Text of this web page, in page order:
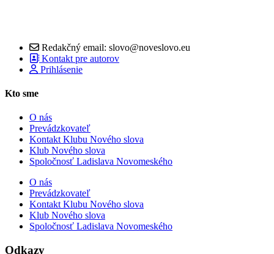
Redakčný email: slovo@noveslovo.eu
Kontakt pre autorov
Prihlásenie
Kto sme
O nás
Prevádzkovateľ
Kontakt Klubu Nového slova
Klub Nového slova
Spoločnosť Ladislava Novomeského
O nás
Prevádzkovateľ
Kontakt Klubu Nového slova
Klub Nového slova
Spoločnosť Ladislava Novomeského
Odkazy